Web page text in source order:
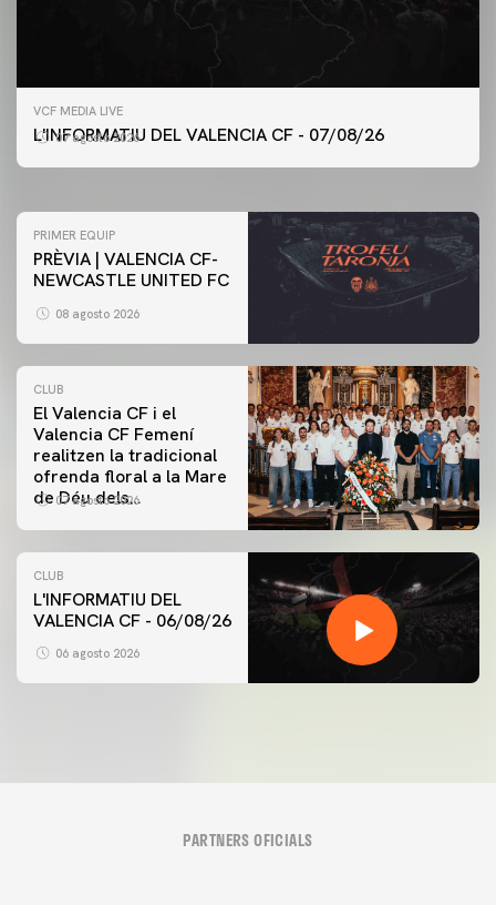
VCF MEDIA LIVE
L'INFORMATIU DEL VALENCIA CF - 07/08/26
07 agosto 2026
PRIMER EQUIP
ENTRENAMENT DEL VALENCIA CF 7/8/2026
PRIMER EQUIP
PRÈVIA | VALENCIA CF-
NEWCASTLE UNITED FC
08 agosto 2026
CLUB
El Valencia CF i el
Valencia CF Femení
realitzen la tradicional
ofrenda floral a la Mare
de Déu dels
07 agosto 2026
CLUB
L'INFORMATIU DEL
VALENCIA CF - 06/08/26
06 agosto 2026
PARTNERS OFICIALS